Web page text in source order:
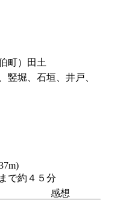
町）田土
竪堀、石垣、井戸、
で約４５分
感想